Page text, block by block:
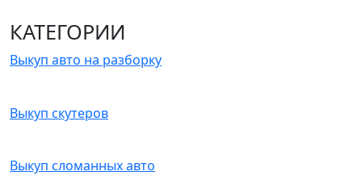
КАТЕГОРИИ
Выкуп авто на разборку
Выкуп скутеров
Выкуп сломанных авто